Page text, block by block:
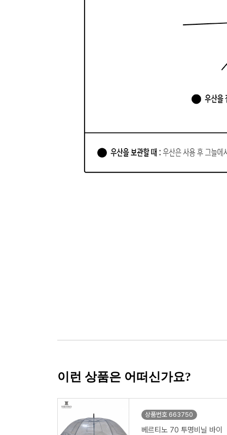
이런 상품은 어떠신가요?
상품번호 663750
베르티노 70 투명비닐 바이